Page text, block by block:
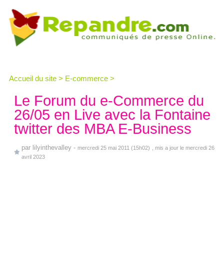
Accueil du site > E-commerce >
Le Forum du e-Commerce du
26/05 en Live avec la Fontaine
twitter des MBA E-Business
par lilyinthevalley - mercredi 25 mai 2011 (15h02)
, mis a jour le mercredi 26
avril 2023